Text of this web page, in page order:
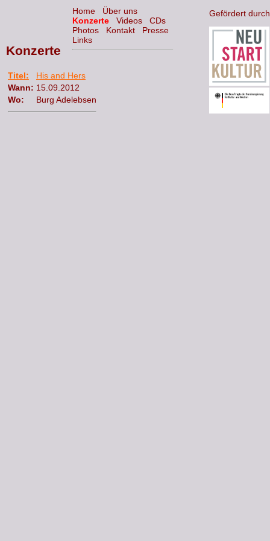
Konzerte
Titel:
His and Hers
Wann: 15.09.2012
Wo:
Burg Adelebsen
Home
Über uns
Konzerte
Videos
CDs
Photos
Kontakt
Presse
Links
Gefördert durch